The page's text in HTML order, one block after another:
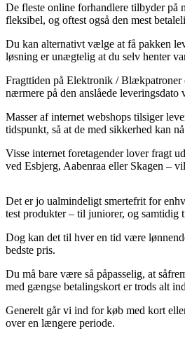
De fleste online forhandlere tilbyder på
fleksibel, og oftest også den mest
Du kan alternativt vælge at få pakken
løsning er unægtelig at du selv henter
Fragttiden på Elektronik / Blækpatroner
nærmere på den anslåede
Masser af internet webshops tilsiger
tidspunkt, så at de med sikkerhed kan
Visse internet foretagender lover fragt
ved Esbjerg, Aabenraa eller Skagen –
Det er jo ualmindeligt smertefrit for
test produkter – til juniorer, og samtidig
Dog kan det til hver en tid være
bedste pris.
Du må bare være så påpasselig, at
med gængse betalingskort er trods alt
Generelt går vi ind for køb med kort
over en længere periode.